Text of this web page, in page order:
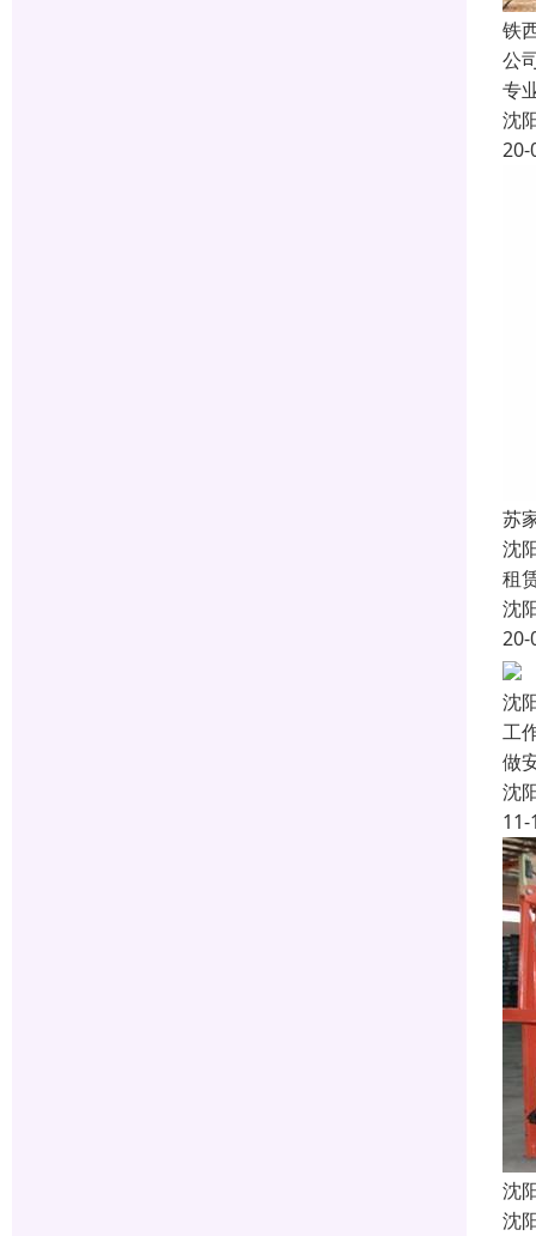
铁
公
专
沈
20-
苏
沈
租
沈
20-
沈
工
做
沈
11-
沈
沈